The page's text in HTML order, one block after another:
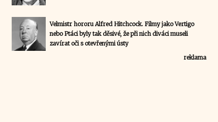
Velmistr hororu Alfred Hitchcock. Filmy jako Vertigo
nebo Ptáci byly tak děsivé, že při nich diváci museli
zavírat oči s otevřenými ústy
reklama